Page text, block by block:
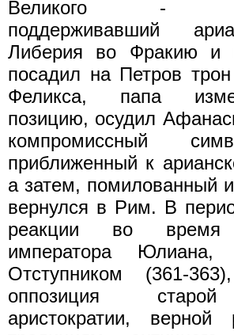
Великого -
поддерживавший
Либерия во Фракию и
посадил на Петров
Феликса, папа
позицию, осудил
компромиссный
приближенный к
а затем, помилованный
вернулся в Рим. В
реакции во время
императора Юлиана,
Отступником (361-
оппозиция
аристократии, верной